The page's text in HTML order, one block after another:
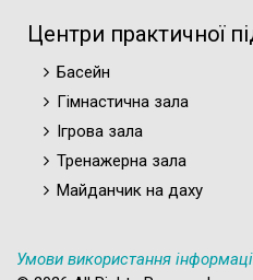
Центри практичної
Басейн
Гімнастична зала
Ігрова зала
Тренажерна зала
Майданчик на даху
Умови використання